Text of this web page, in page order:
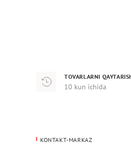
TOVARLARNI
10 kun ichida
KONTAKT-MARKAZ